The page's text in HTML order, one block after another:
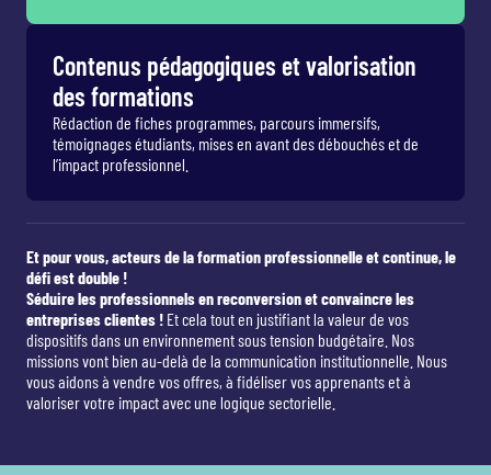
Contenus pédagogiques et valorisation
des formations
Rédaction de fiches programmes, parcours immersifs,
témoignages étudiants, mises en avant des débouchés et de
l’impact professionnel.
Et pour vous, acteurs de la formation professionnelle et continue, le
défi est double !
Séduire les professionnels en reconversion et convaincre les
entreprises clientes ! Et cela tout en justifiant la valeur de vos
dispositifs dans un environnement sous tension budgétaire. Nos
missions vont bien au-delà de la communication institutionnelle. Nous
vous aidons à vendre vos offres, à fidéliser vos apprenants et à
valoriser votre impact avec une logique sectorielle.